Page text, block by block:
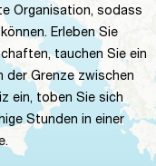
Organisation, sodass
Erleben Sie
tauchen Sie ein
der Grenze zwischen
ein, toben Sie sich
Stunden in einer